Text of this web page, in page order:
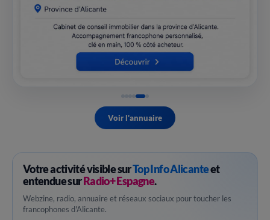
Voir l'annuaire
Votre activité visible surTop Info Alicanteet
entendue surRadio+ Espagne.
Webzine, radio, annuaire et réseaux sociaux pour toucher les
francophones d'Alicante.